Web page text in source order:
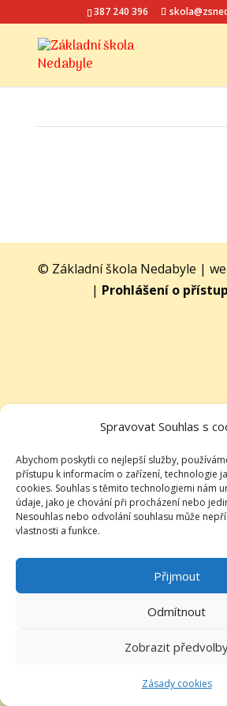
Spravovat Souhlas s
Abychom poskytli co nejlepší služby,
přístupu k informacím o zařízení, technologie
cookies. Souhlas s těmito technologiemi nám
údaje, jako je chování při procházení nebo
Nesouhlas nebo odvolání souhlasu může
vlastnosti a funkce.
Přijmout
Odmítnout
Zobrazit
Zásady cookies
387 240 396
© Základní škola Nedabyle |
| Prohlášení o